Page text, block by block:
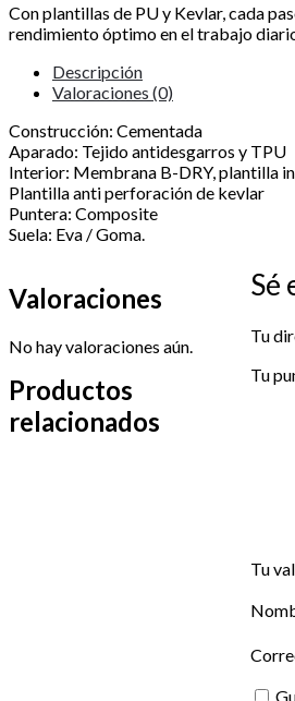
Con plantillas de PU y Kevlar, cada
rendimiento óptimo en el trabajo
Descripción
Valoraciones (0)
Construcción: Cementada
Aparado: Tejido antidesgarros y TPU
Interior: Membrana B-DRY, plantilla
Plantilla anti perforación de kevlar
Puntera: Composite
Suela: Eva / Goma.
Valoraciones
No hay valoraciones aún.
Sé
Tu
Tu
Tu
Productos
relacionados